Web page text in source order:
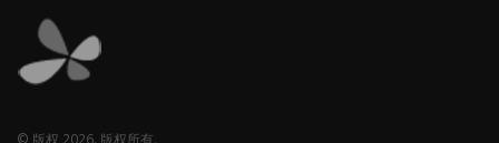
© 版权 2026. 版权所有.